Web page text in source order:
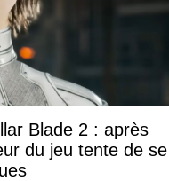
Blade 2 : après
du jeu tente de se